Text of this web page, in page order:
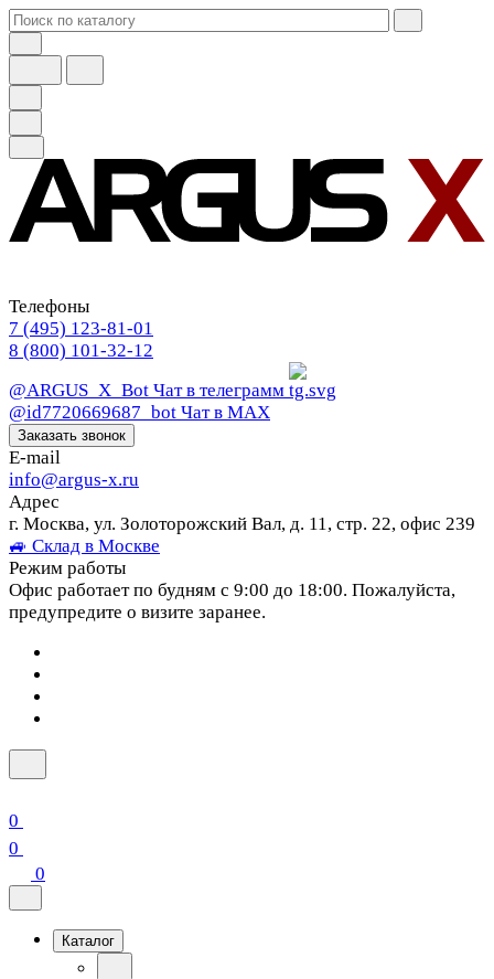
Телефоны
7 (495) 123-81-01
8 (800) 101-32-12
@ARGUS_X_Bot Чат в телеграмм
@id7720669687_bot Чат в МАХ
Заказать звонок
E-mail
info@argus-x.ru
Адрес
г. Москва, ул. Золоторожский Вал, д. 11, стр. 22, офис 239
🚙 Склад в Москве
Режим работы
Офис работает по будням с 9:00 до 18:00. Пожалуйста,
предупредите о визите заранее.
0
0
0
Каталог